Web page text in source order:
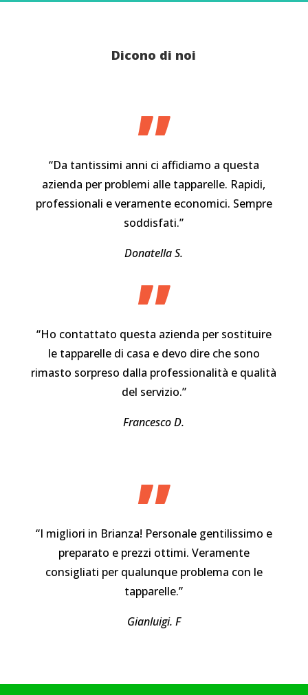
Dicono di noi
”
“Da tantissimi anni ci affidiamo a questa
azienda per problemi alle tapparelle. Rapidi,
professionali e veramente economici. Sempre
soddisfati.”
Donatella S.
”
“Ho contattato questa azienda per sostituire
le tapparelle di casa e devo dire che sono
rimasto sorpreso dalla professionalità e qualità
del servizio.”
Francesco D.
”
“I migliori in Brianza! Personale gentilissimo e
preparato e prezzi ottimi. Veramente
consigliati per qualunque problema con le
tapparelle.”
Gianluigi. F